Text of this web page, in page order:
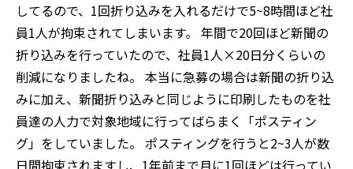
してるので、1回折り込みを入れるだけで5~8時間ほど社
員1人が拘束されてしまいます。 年間で20回ほど新聞の
折り込みを行っていたので、社員1人×20日分くらいの
削減になりましたね。 本当に急募の場合は新聞の折り込
みに加え、新聞折り込みと同じように印刷したものを社
員達の人力で対象地域に行ってばらまく「ポスティン
グ」をしていました。 ポスティングを行うと2~3人が数